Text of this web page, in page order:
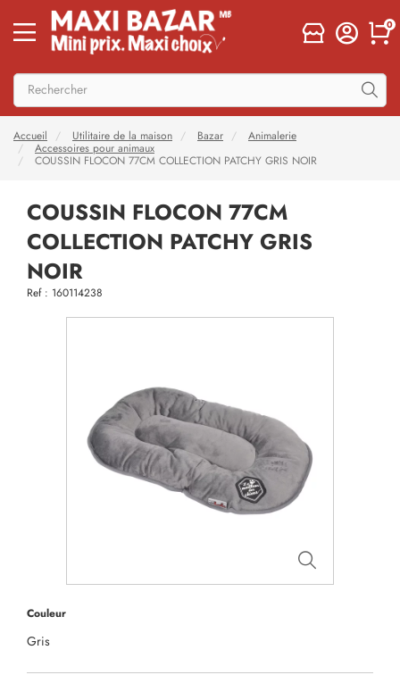
0
Accueil Utilitaire de la maison Bazar
Animalerie
Accessoires pour animaux
COUSSIN FLOCON 77CM COLLECTION PATCHY GRIS NOIR
COUSSIN FLOCON 77CM
COLLECTION PATCHY GRIS
NOIR
Ref : 160114238
Couleur
Gris